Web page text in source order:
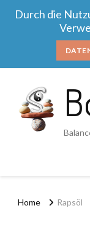
Durch die
Home Rapsöl